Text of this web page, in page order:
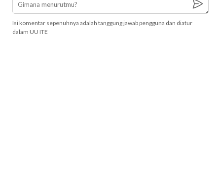
Isi komentar sepenuhnya adalah tanggung jawab pengguna dan diatur
dalam UU ITE